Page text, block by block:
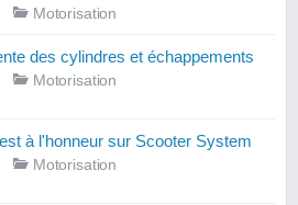
Motorisation
des cylindres et échappements
Motorisation
à l'honneur sur Scooter System
Motorisation